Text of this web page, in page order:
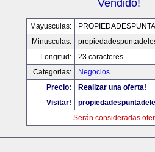
Vendido!
Mayusculas:
Minusculas:
Longitud:
23 caracteres
Categorias:
Negocios
Precio:
Realizar una oferta!
Visitar!
Serán consideradas